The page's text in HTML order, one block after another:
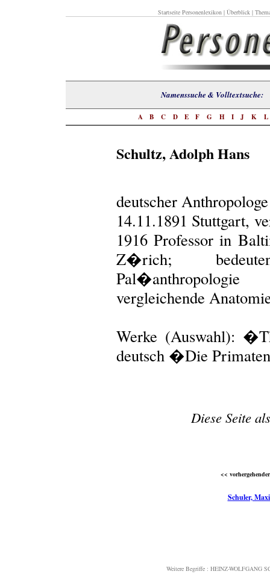
Startseite Personenlexikon| Überblick|
Namenssuche &
A B C D E F G H I J K L
Schultz, Adolph Hans
deutscher
14.11.1891 Stuttgart,
1916 Professor in
Z�rich;
vergleichende
Werke (Auswahl):
deutsch �Die
Diese Seite
<<
Schuler,
Weitere Begriffe : HEINZ-WOLFGANG